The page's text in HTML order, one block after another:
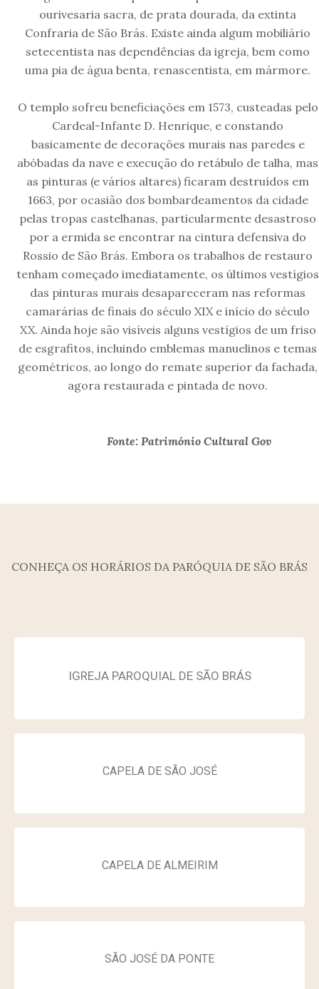
ourivesaria sacra, de prata dourada, da extinta
Confraria de São Brás. Existe ainda algum mobiliário
setecentista nas dependências da igreja, bem como
uma pia de água benta, renascentista, em mármore.
O templo sofreu beneficiações em 1573, custeadas pelo
Cardeal-Infante D. Henrique, e constando
basicamente de decorações murais nas paredes e
abóbadas da nave e execução do retábulo de talha, mas
as pinturas (e vários altares) ficaram destruídos em
1663, por ocasião dos bombardeamentos da cidade
pelas tropas castelhanas, particularmente desastroso
por a ermida se encontrar na cintura defensiva do
Rossio de São Brás. Embora os trabalhos de restauro
tenham começado imediatamente, os últimos vestígios
das pinturas murais desapareceram nas reformas
camarárias de finais do século XIX e início do século
XX. Ainda hoje são visíveis alguns vestígios de um friso
de esgrafitos, incluindo emblemas manuelinos e temas
geométricos, ao longo do remate superior da fachada,
agora restaurada e pintada de novo.
Fonte: Património Cultural Gov
CONHEÇA OS HORÁRIOS DA PARÓQUIA DE SÃO BRÁS
IGREJA PAROQUIAL DE SÃO BRÁS
CAPELA DE SÃO JOSÉ
CAPELA DE ALMEIRIM
SÃO JOSÉ DA PONTE